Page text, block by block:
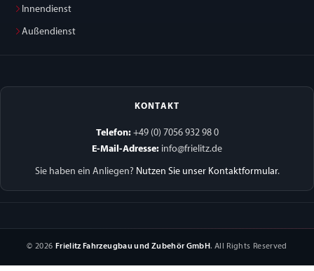
Innendienst
Außendienst
KONTAKT
Telefon:+49 (0) 7056 932 98 0
E-Mail-Adresse: info@frielitz.de
Sie haben ein Anliegen? Nutzen Sie unser Kontaktformular.
© 2026 Frielitz Fahrzeugbau und Zubehör GmbH. All Rights Reserved